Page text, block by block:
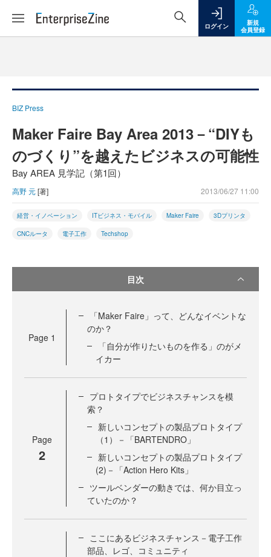
ログイン
新規
会員登録
BIZ Press
Maker Faire Bay Area 2013－“DIYも
のづくり”を越えたビジネスの可能性
Bay AREA 見学記（第1回）
高野 元[著] 2013/06/27 11:00
経営・イノベーション ITビジネス・モバイル Maker Faire 3Dプリンタ
CNCルータ 電子工作 Techshop
目次
Page 1
「Maker Faire」って、どんなイベントな
のか？
「自分が作りたいものを作る」のがメ
イカー
Page
2
プロトタイプでビジネスチャンスを模
索？
新しいコンセプトの製品プロトタイプ
（1）－「BARTENDRO」
新しいコンセプトの製品プロトタイプ
(2)－「Action Hero Kits」
ツールベンダーの動きでは、何か目立っ
ていたのか？
ここにあるビジネスチャンス－電子工作
部品、レゴ、コミュニティ